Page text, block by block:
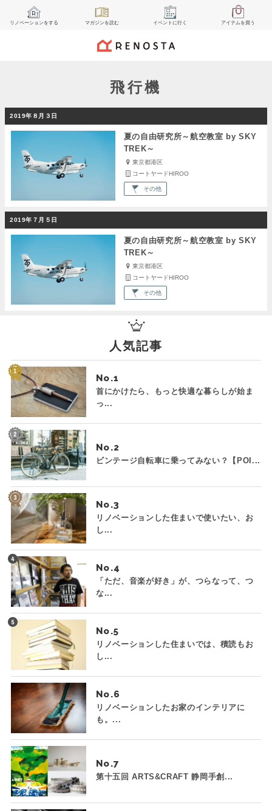
リノベーションをする マガジンを読む イベント に行く アイテムを買う
飛行機
2019年８月３日
夏の自由研究所～航空教室 by SKY
TREK～
東京都港区
コートヤードHIROO
その他
2019年７月５日
夏の自由研究所～航空教室 by SKY
TREK～
東京都港区
コートヤードHIROO
その他
人気記事
No.
首にかけたら、もっと快適な暮らしが始ま
っ...
No.
ビンテージ自転車に乗ってみない？【POI...
No.
リノベーションした住まいで使いたい、お
し...
No.
「ただ、音楽が好き」が、つらなって、つ
な...
No.
リノベーションした住まいでは、積読もお
し...
No.
リノベーションしたお家のインテリアに
も。...
No.
第十五回 ARTS&CRAFT 静岡手創...